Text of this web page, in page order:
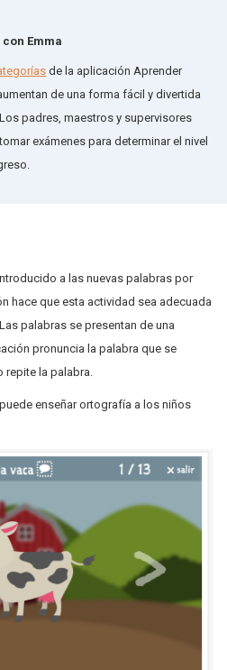
Emma
de la aplicación Aprender
de una forma fácil y divertida
padres, maestros y supervisores
exámenes para determinar el nivel
a las nuevas palabras por
hace que esta actividad sea adecuada
palabras se presentan de una
pronuncia la palabra que se
repite la palabra.
enseñar ortografía a los niños